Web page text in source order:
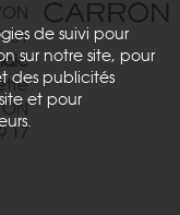
de suivi pour
sur notre site, pour
des publicités
et pour